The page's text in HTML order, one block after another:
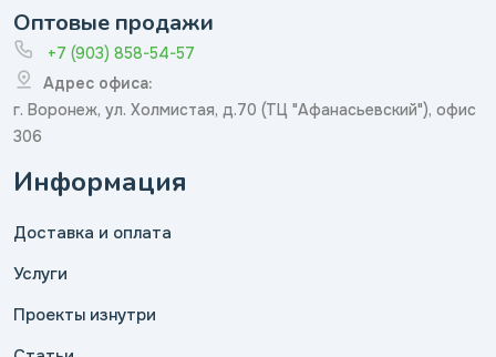
Оптовые продажи
+7 (903) 858-54-57
Адрес офиса:
г. Воронеж, ул. Холмистая, д.70 (ТЦ "Афанасьевский"), офис
306
Информация
Доставка и оплата
Услуги
Проекты изнутри